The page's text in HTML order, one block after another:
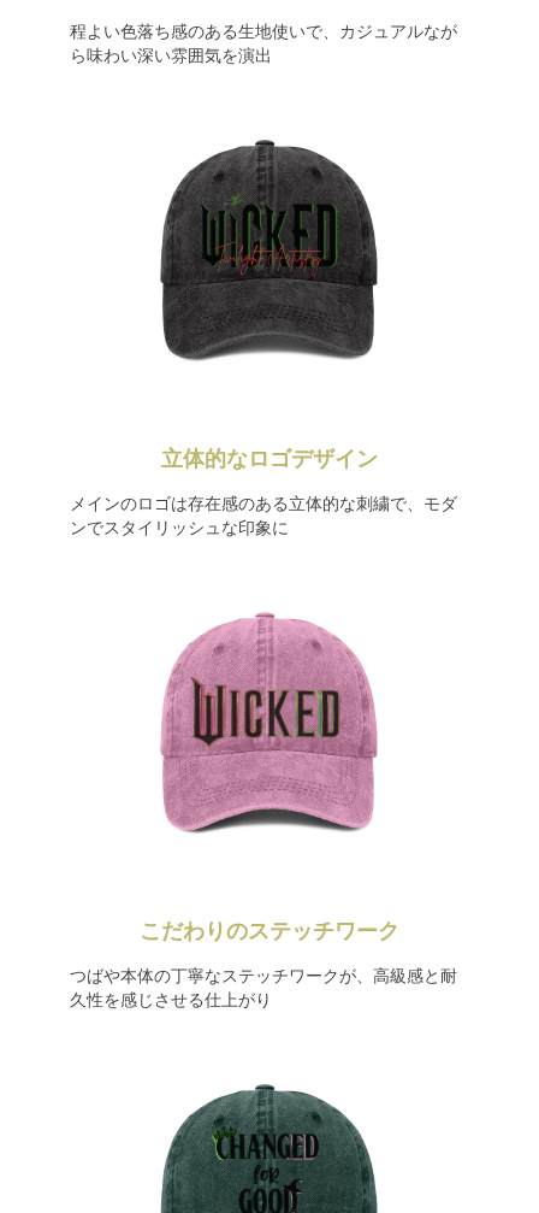
程よい色落ち感のある生地使いで、カジュアルなが
ら味わい深い雰囲気を演出
立体的なロゴデザイン
メインのロゴは存在感のある立体的な刺繍で、モダ
ンでスタイリッシュな印象に
こだわりのステッチワーク
つばや本体の丁寧なステッチワークが、高級感と耐
久性を感じさせる仕上がり